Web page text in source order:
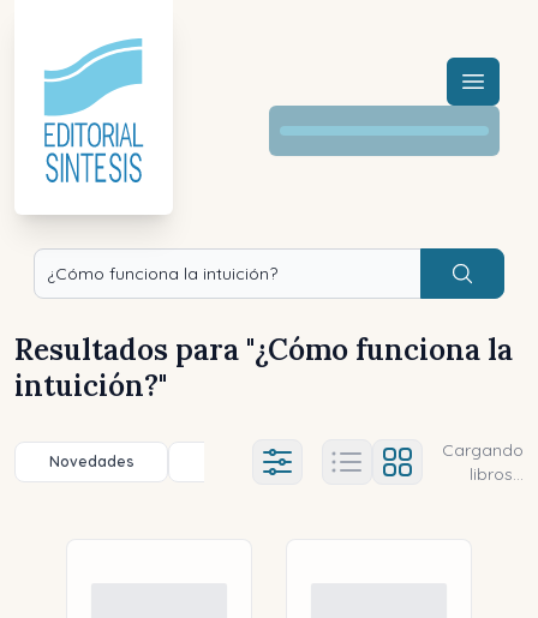
Menú
Buscar
Resultados para "¿Cómo funciona la
intuición?"
Novedades Título (a-z) Título (z-a)
Ajustes abierto
Cargando
libros...